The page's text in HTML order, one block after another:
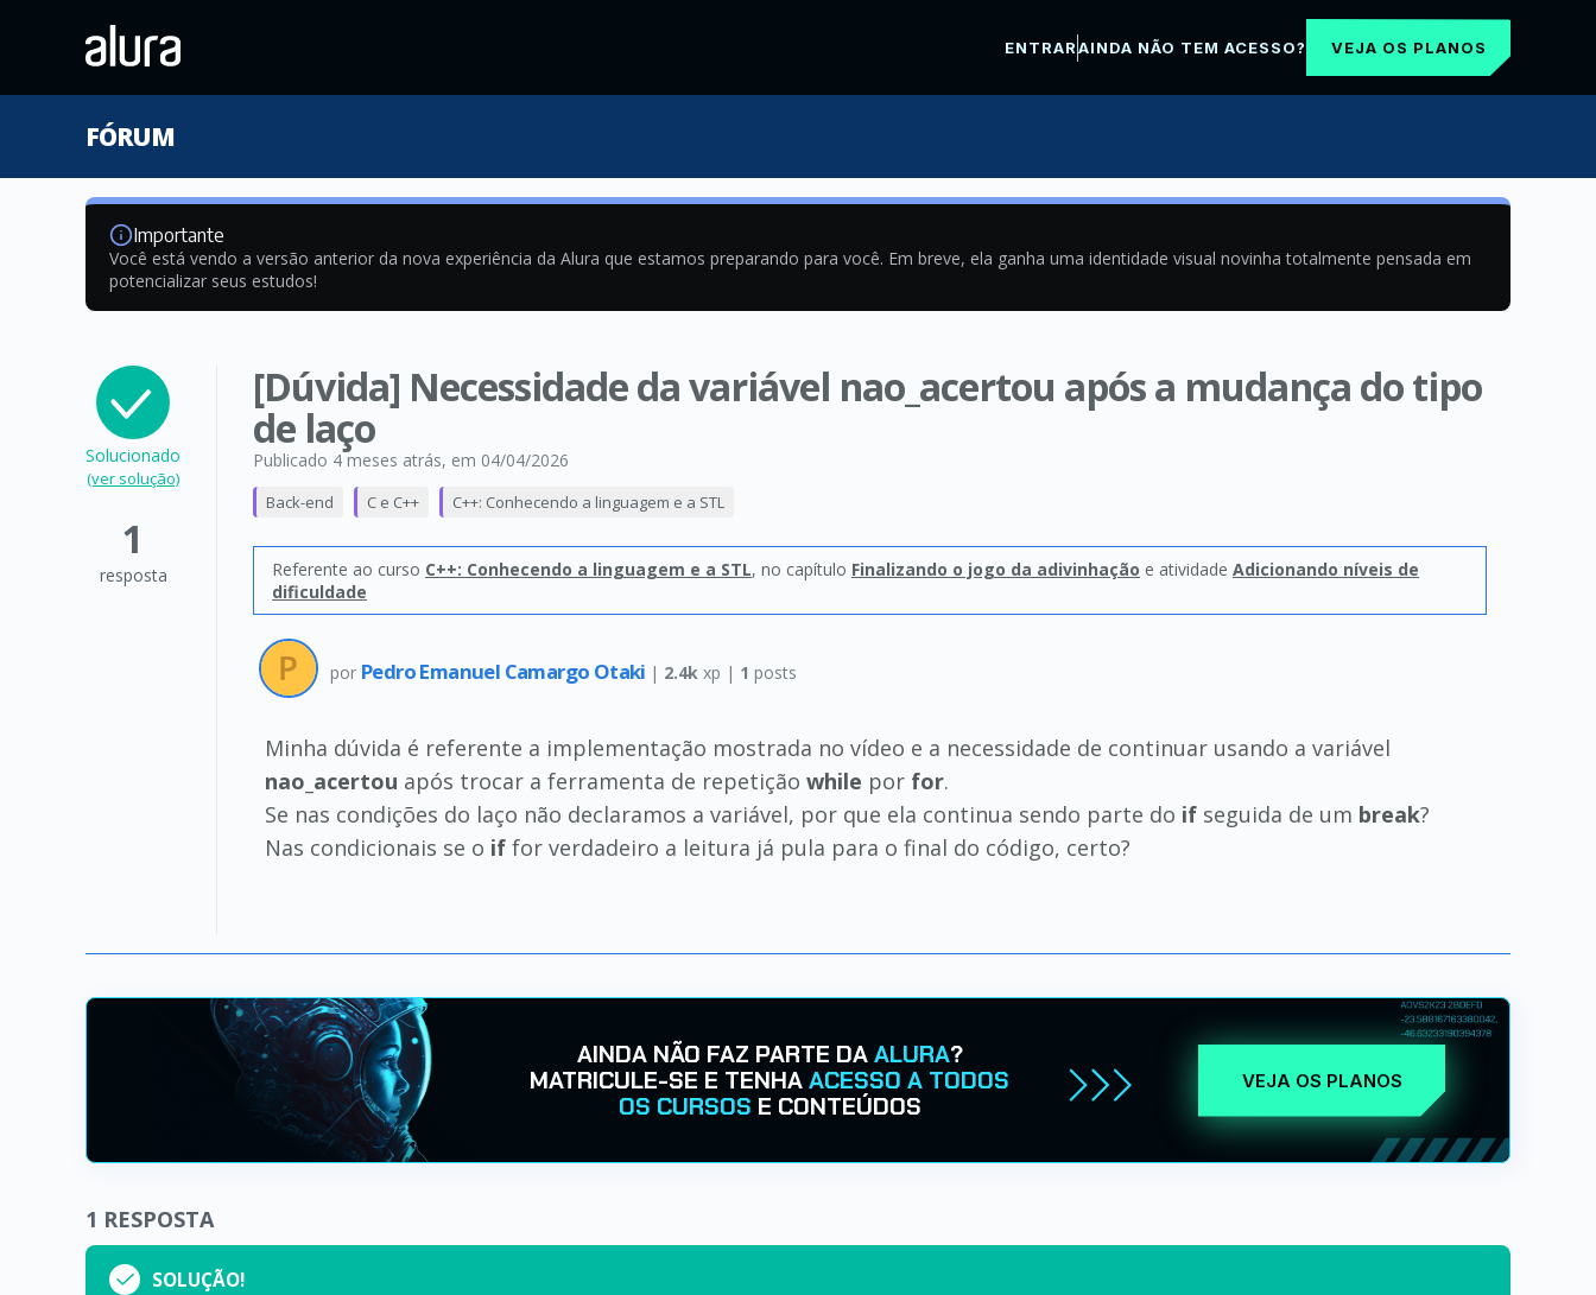
ENTRARAINDA NÃO TEM ACESSO? VEJA OS PLANOS
FÓRUM
Importante
Você está vendo a versão anterior da nova experiência da Alura que estamos preparando para você. Em breve, ela ganha uma identidade visual novinha totalmente pensada em
potencializar seus estudos!
Solucionado
(ver solução)
1
resposta
[Dúvida] Necessidade da variável nao_acertou após a mudança do tipo
de laço
Publicado 4 meses atrás, em 04/04/2026
Back-end C e C++ C++: Conhecendo a linguagem e a STL
Referente ao curso C++: Conhecendo a linguagem e a STL, no capítulo Finalizando o jogo da adivinhação e atividade Adicionando níveis de
dificuldade
por Pedro Emanuel Camargo Otaki | 2.4k xp | 1 posts
Minha dúvida é referente a implementação mostrada no vídeo e a necessidade de continuar usando a variável
nao_acertou após trocar a ferramenta de repetição while por for.
Se nas condições do laço não declaramos a variável, por que ela continua sendo parte do if seguida de um break?
Nas condicionais se o if for verdadeiro a leitura já pula para o final do código, certo?
AINDA NÃO FAZ PARTE DAALURA?
MATRICULE-SE E TENHAACESSO A TODOS
OS CURSOS E CONTEÚDOS
VEJA OS PLANOS
1 RESPOSTA
SOLUÇÃO!